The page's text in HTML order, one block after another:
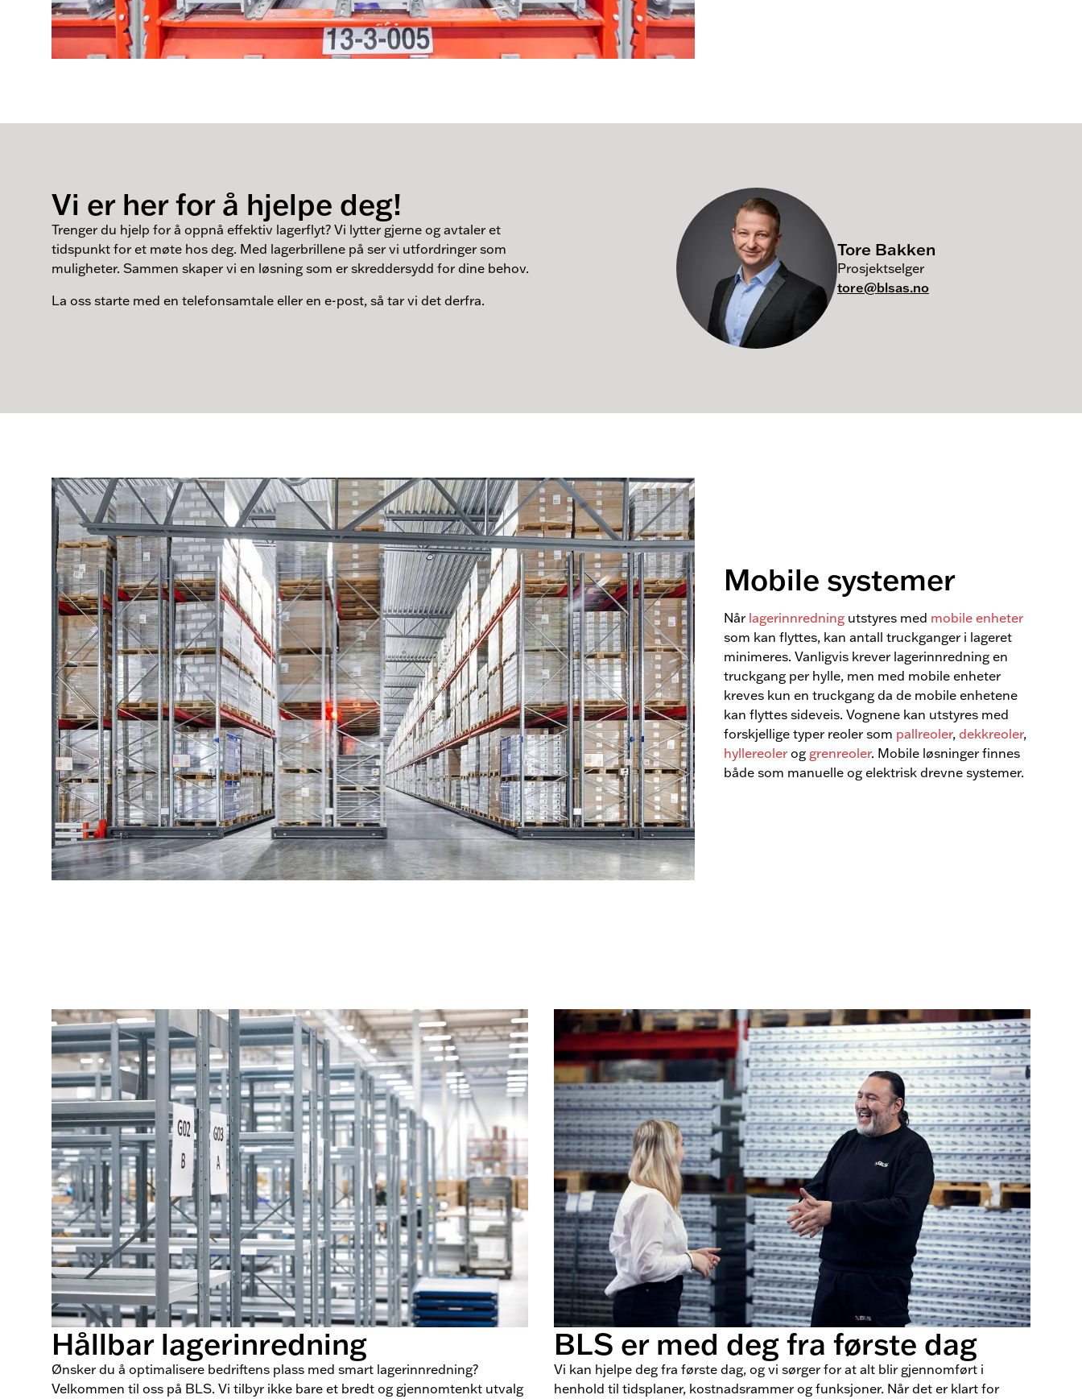
Vi er her for å hjelpe deg!
Trenger du hjelp for å oppnå effektiv lagerflyt? Vi lytter gjerne og avtaler et
tidspunkt for et møte hos deg. Med lagerbrillene på ser vi utfordringer som
muligheter. Sammen skaper vi en løsning som er skreddersydd for dine behov.
La oss starte med en telefonsamtale eller en e-post, så tar vi det derfra.
Tore Bakken
Prosjektselger
tore@blsas.no
Mobile systemer
Når lagerinnredning utstyres med mobile enheter
som kan flyttes, kan antall truckganger i lageret
minimeres. Vanligvis krever lagerinnredning en
truckgang per hylle, men med mobile enheter
kreves kun en truckgang da de mobile enhetene
kan flyttes sideveis. Vognene kan utstyres med
forskjellige typer reoler som pallreoler,dekkreoler,
hyllereoler og grenreoler. Mobile løsninger finnes
både som manuelle og elektrisk drevne systemer.
Hållbar lagerinredning
Ønsker du å optimalisere bedriftens plass med smart lagerinnredning?
Velkommen til oss på BLS. Vi tilbyr ikke bare et bredt og gjennomtenkt utvalg
BLS er med deg fra første dag
Vi kan hjelpe deg fra første dag, og vi sørger for at alt blir gjennomført i
henhold til tidsplaner, kostnadsrammer og funksjoner. Når det er klart for